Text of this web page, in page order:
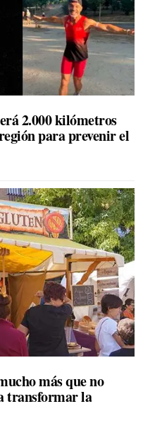
2.000 kilómetros
para prevenir el
más que no
transformar la